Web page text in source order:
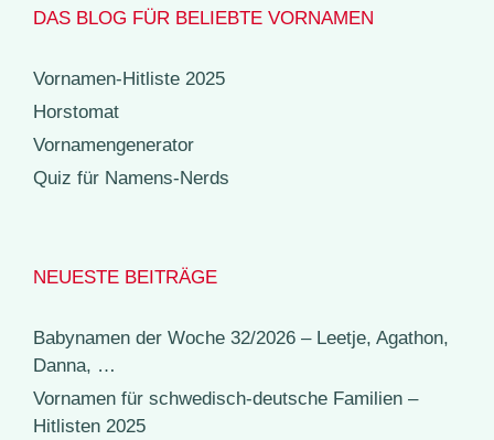
DAS BLOG FÜR BELIEBTE VORNAMEN
Vornamen-Hitliste 2025
Horstomat
Vornamengenerator
Quiz für Namens-Nerds
NEUESTE BEITRÄGE
Babynamen der Woche 32/2026 – Leetje, Agathon,
Danna, …
Vornamen für schwedisch-deutsche Familien –
Hitlisten 2025